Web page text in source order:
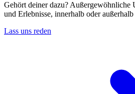
Gehört deiner dazu? Außergewöhnliche
und Erlebnisse, innerhalb oder
Lass uns reden